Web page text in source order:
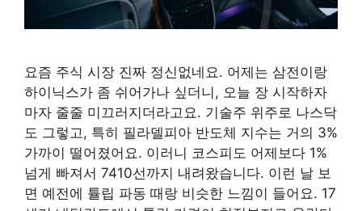
요즘 주식 시장 진짜 정신없네요. 어제는 삼전이랑
하이닉스가 좀 쉬어가나 싶더니, 오늘 장 시작하자
마자 줄줄 미끄러지더라고요. 기술주 위주로 나스닥
도 그렇고, 특히 필라델피아 반도체 지수는 거의 3%
가까이 떨어졌어요. 이러니 코스피도 어제보다 1%
넘게 빠져서 7410선까지 내려왔습니다. 이런 날 보
면 예전에 튤립 파동 때랑 비슷한 느낌이 들어요. 17